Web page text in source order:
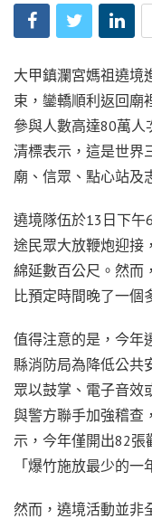
大甲鎮瀾宮媽祖遶境
束，鑾轎順利返回廟
參與人數高達80萬
清標表示，這是世界
廟、信眾、點心站及
遶境隊伍於13日下午
途民眾大放鞭炮迎接
綿延數百公尺。然而
比預定時間晚了一個
值得注意的是，今年
縣消防局為降低公共
眾以鼓掌、電子音效
與警方聯手加強稽查
示，今年僅開出82張
「爆竹施放最少的一
然而，遶境活動並非